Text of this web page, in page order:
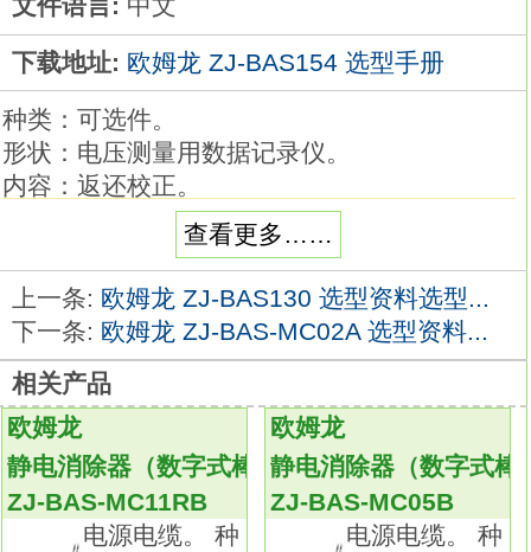
文件语言: 中文
下载地址: 欧姆龙 ZJ-BAS154 选型手册
种类：可选件。
形状：电压测量用数据记录仪。
内容：返还校正。
有力支持着所有现场的测量场合。
安心的全通道绝缘、支持多功能输入。
最大200CH的扩展性 （ ZR-RX45）。
简单LAN连接 （ ZR-RX45/ZR-RX70）。分
类：防滴型，微小负载。
接点间隔：H (0.25mm)。
防滴端子保护盖：无ZJ-BAS154
驱动杆：针状柱塞型。
端子的种类：螺丝端子。
以高精度和丰富品种著称最畅销的基本型开
查看更多……
上一条: 欧姆龙 ZJ-BAS130 选型资料选型...
下一条: 欧姆龙 ZJ-BAS-MC02A 选型资料...
相关产品
欧姆龙
静电消除器（数字式棒条型）
ZJ-BAS-MC11RB
电源电缆。 种
欧姆龙
静电消除器（数字式棒
ZJ-BAS-MC05B
电源电缆。 种